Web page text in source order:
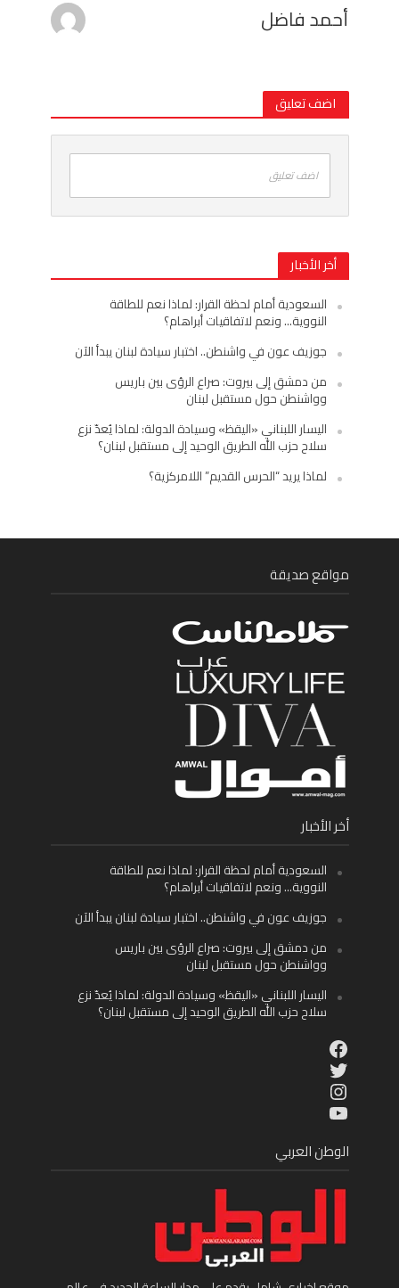
أحمد فاضل
اضف تعليق
اضف تعليق
أخر الأخبار
السعودية أمام لحظة القرار: لماذا نعم للطاقة
النووية… ونعم لاتفاقيات أبراهام؟
جوزيف عون في واشنطن.. اختبار سيادة لبنان يبدأ الآن
من دمشق إلى بيروت: صراع الرؤى بين باريس
وواشنطن حول مستقبل لبنان
اليسار اللبناني «اليقظ» وسيادة الدولة: لماذا يُعدّ نزع
سلاح حزب الله الطريق الوحيد إلى مستقبل لبنان؟
لماذا يريد “الحرس القديم” اللامركزية؟
مواقع صديقة
أخر الأخبار
السعودية أمام لحظة القرار: لماذا نعم للطاقة
النووية… ونعم لاتفاقيات أبراهام؟
جوزيف عون في واشنطن.. اختبار سيادة لبنان يبدأ الآن
من دمشق إلى بيروت: صراع الرؤى بين باريس
وواشنطن حول مستقبل لبنان
اليسار اللبناني «اليقظ» وسيادة الدولة: لماذا يُعدّ نزع
سلاح حزب الله الطريق الوحيد إلى مستقبل لبنان؟
Facebook
Twitter
Instagram
YouTube
الوطن العربي